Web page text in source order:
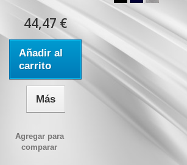
44,47 €
Añadir al
carrito
Más
Agregar para
comparar